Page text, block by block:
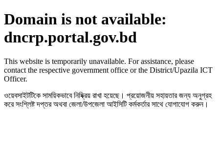
Domain is not available:
dncrp.portal.gov.bd
This website is temporarily unavailable. For assistance, please
contact the respective government office or the District/Upazila ICT
Officer.
ওয়েবসাইটটিকে সাময়িকভাবে নিষ্ক্রিয় রাখা হয়েছে। প্রয়োজনীয় সহায়তার জন্য অনুগ্রহ
করে সংশ্লিষ্ট দপ্তর অথবা জেলা/উপজেলা আইসিটি কর্মকর্তার সাথে যোগাযোগ করুন।